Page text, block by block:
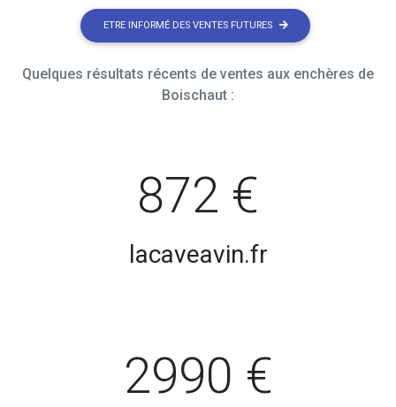
ETRE INFORMÉ DES VENTES FUTURES
Quelques résultats récents de ventes aux enchères de
Boischaut :
872 €
lacaveavin.fr
2990 €